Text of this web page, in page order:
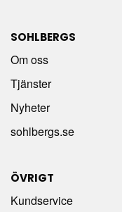
SOHLBERGS
Om oss
Tjänster
Nyheter
sohlbergs.se
ÖVRIGT
Kundservice